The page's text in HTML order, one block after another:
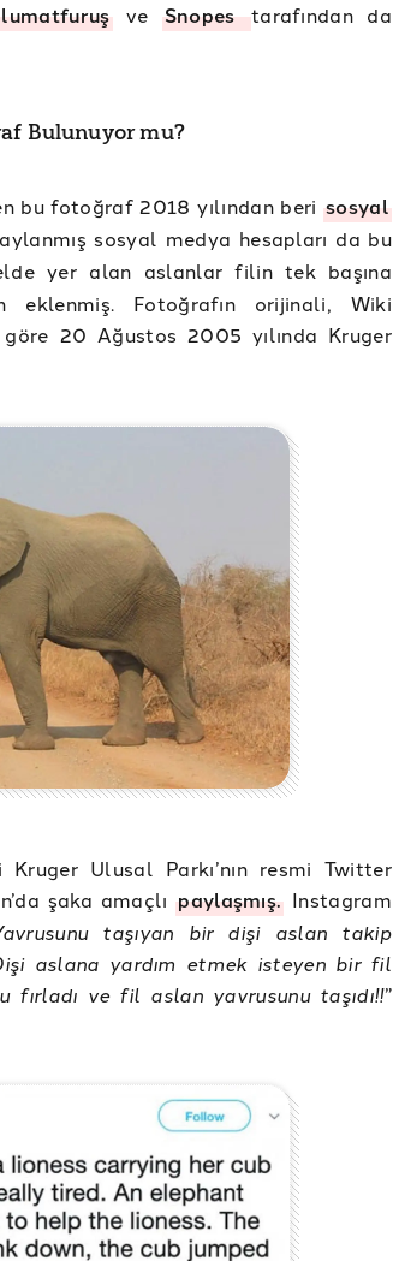
ve Snopestarafından da
Bulunuyor mu?
bu fotoğraf 2018 yılından berisosyal
sosyal medya hesapları da bu
yer alan aslanlar filin tek başına
eklenmiş. Fotoğrafın orijinali, Wiki
20 Ağustos 2005 yılında Kruger
Ulusal Parkı’nın resmi Twitter
şaka amaçlıpaylaşmış. Instagram
taşıyan bir dişi aslan takip
aslana yardım etmek isteyen bir fil
ve fil aslan yavrusunu taşıdı!!”